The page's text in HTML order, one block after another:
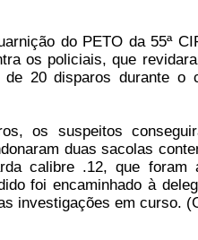
do PETO da 55ª
os policiais, que
20 disparos durante o
os suspeitos
duas sacolas
calibre .12, que foram
foi encaminhado à
investigações em curso.